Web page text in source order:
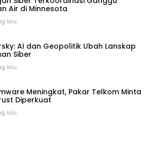
lalu
Air di Minnesota
lalu
AI dan Geopolitik Ubah Lanskap
Siber
lalu
Meningkat, Pakar Telkom Minta
Diperkuat